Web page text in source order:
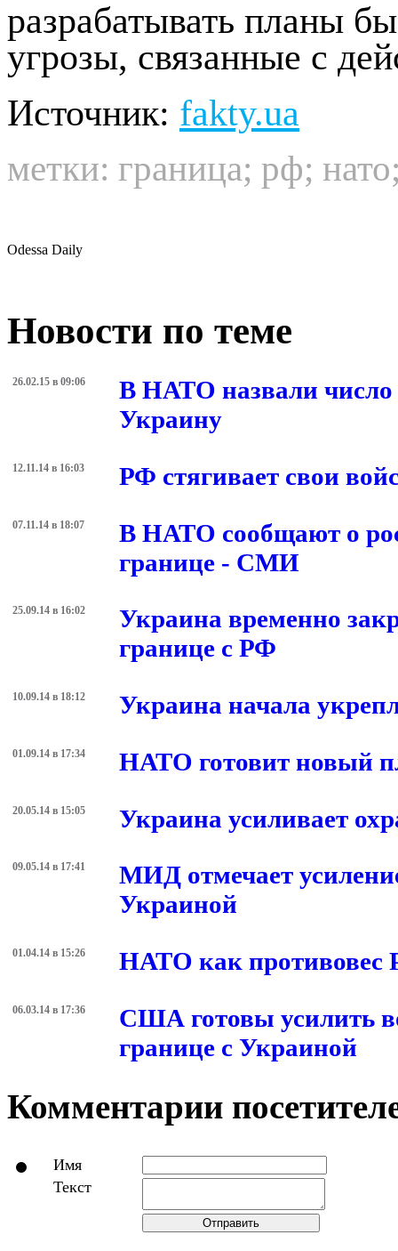
разрабатывать планы
угрозы, связанные с
Источник: fakty.ua
метки: граница; рф; нато
Odessa Daily
Новости по теме
26.02.15 в 09:06
В НАТО назвали число
Украину
12.11.14 в 16:03 РФ стягивает свои
07.11.14 в 18:07
В НАТО сообщают о
границе - СМИ
25.09.14 в 16:02
Украина временно
границе с РФ
10.09.14 в 18:12 Украина начала
01.09.14 в 17:34 НАТО готовит новый
20.05.14 в 15:05 Украина усиливает
09.05.14 в 17:41
МИД отмечает
Украиной
01.04.14 в 15:26 НАТО как противовес
06.03.14 в 17:36
США готовы усилить
границе с Украиной
Комментарии
Имя
Текст
Отправить